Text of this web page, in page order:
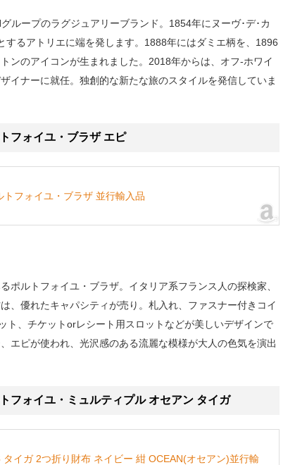
ループのラグジュアリーブランド。1854年にヌーヴ･デ･カ
するアトリエに端を発します。1888年にはダミエ柄を、1896
ンのアイコンが生まれました。2018年からは、オフ-ホワイ
イナーに就任。独創的な新たな旅のスタイルを発信していま
フォイユ・ブラザ エピ
フォイユ・ブラザ 並行輸入品
ポルトフォイユ・ブラザ。イタリア系フランス人の探検家、
、優れたキャパシティが売り。札入れ、ファスナー付きコイ
ト、チケットorレシート用スロットなどが美しいデザインで
エピが使われ、光沢感のある流麗な模様が大人の色気を演出
フォイユ・ミュルティプル オセアン タイガ
イガ 2つ折り財布 ネイビー 紺 OCEAN(オセアン)並行輸